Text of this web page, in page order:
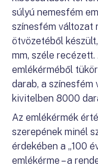
súlyú nemesfém
színesfém változat
ötvözetéből
mm, széle
emlékérméből
darab, a színesfém
kivitelben 8000
Az emlékérmék
szerepének minél
érdekében a „100
emlékérme – a